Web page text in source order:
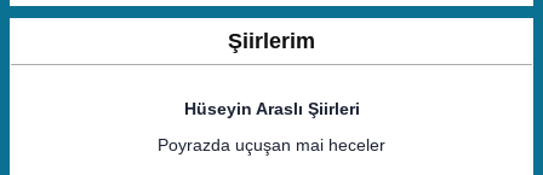
Şiirlerim
Hüseyin Araslı Şiirleri
Poyrazda uçuşan mai heceler